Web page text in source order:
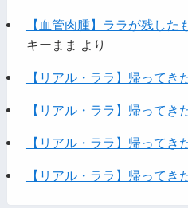
【血管肉腫】ララが残した
キーまま より
【リアル・ララ】帰ってき
【リアル・ララ】帰ってき
【リアル・ララ】帰ってき
【リアル・ララ】帰ってき